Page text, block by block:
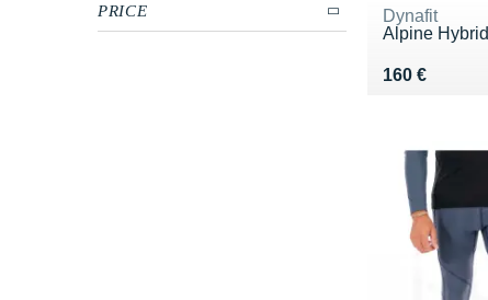
PRICE
Dynafit
Alpine Hybrid
160 €
Vendu 160 €